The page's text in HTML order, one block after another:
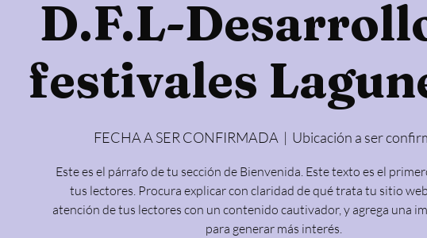
D.F.L-
festivales
FECHA A SER CONFIRMADA
  |
Ubicación a ser
Este es el párrafo de tu sección de Bienvenida. Este texto es el
tus lectores. Procura explicar con claridad de qué trata tu sitio
atención de tus lectores con un contenido cautivador, y agrega una
para generar más interés.